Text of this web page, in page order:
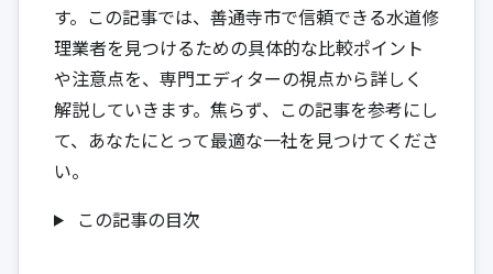
す。この記事では、善通寺市で信頼できる水道修
理業者を見つけるための具体的な比較ポイント
や注意点を、専門エディターの視点から詳しく
解説していきます。焦らず、この記事を参考にし
て、あなたにとって最適な一社を見つけてくださ
い。
この記事の目次